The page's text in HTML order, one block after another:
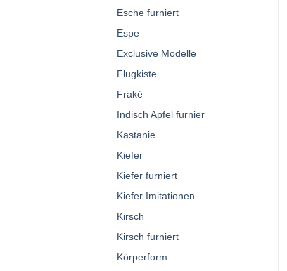
Esche furniert
Espe
Exclusive Modelle
Flugkiste
Fraké
Indisch Apfel furnier
Kastanie
Kiefer
Kiefer furniert
Kiefer Imitationen
Kirsch
Kirsch furniert
Körperform